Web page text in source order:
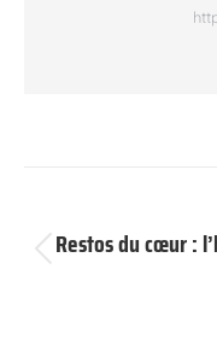
article
Restos du cœur :